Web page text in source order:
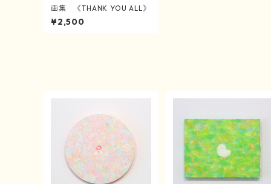
画集 《THANK YOU ALL》
¥2,500